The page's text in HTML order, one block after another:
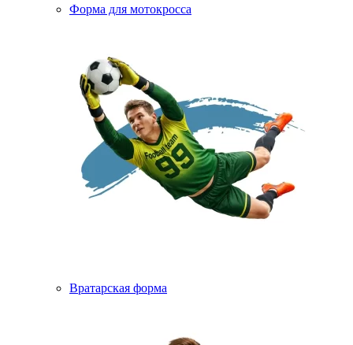
Форма для мотокросса
Вратарская форма